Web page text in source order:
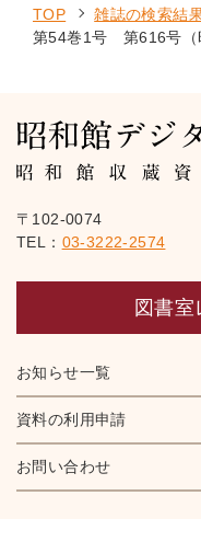
TOP 雑誌の検索結
第54巻1号 第616号（
〒102-0074
TEL： 03-3222-2574
図書室
お知らせ一覧
資料の利用申請
お問い合わせ